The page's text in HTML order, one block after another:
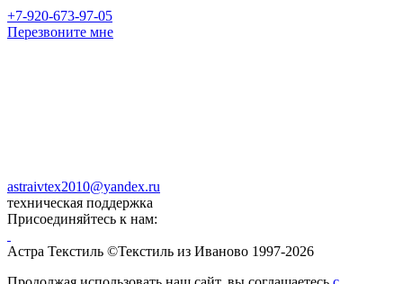
+7-920-673-97-05
Перезвоните мне
astraivtex2010@yandex.ru
техническая поддержка
Присоединяйтесь к нам:
Астра Текстиль ©Текстиль из Иваново 1997-2026